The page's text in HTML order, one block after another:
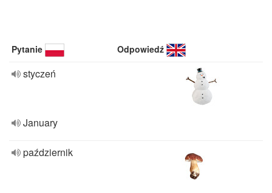
Pytanie Odpowiedź
styczeń
January
październik